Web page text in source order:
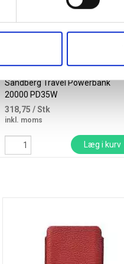
Sandberg Travel Powerbank
20000 PD35W
318,75 / Stk
inkl. moms
Læg i kurv